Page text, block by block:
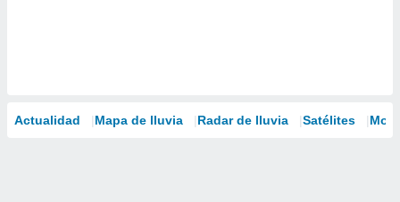
Actualidad Mapa de lluvia Radar de lluvia Satélites